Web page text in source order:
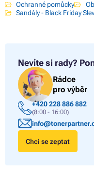
Ochranné pomůcky
Sandály - Black Friday
Nevíte si rady?
Rádce
pro výběr
+420 228 886 882
(8:00 - 16:00)
Chci se zeptat